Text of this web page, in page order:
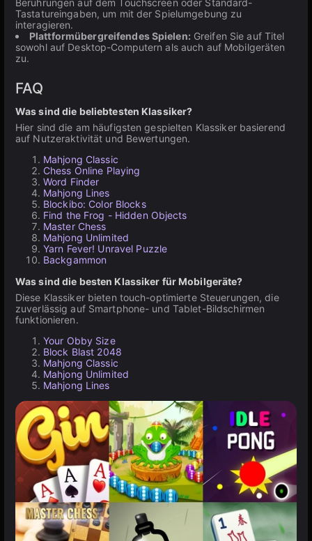
Berührungen auf dem Touchscreen oder Standard-
Tastatureingaben, um mit der Spielumgebung zu
interagieren.
Plattformübergreifendes Spielen: Greifen Sie auf Titel
sowohl auf Desktop-Computern als auch auf Mobilgeräten
zu.
FAQ
Was sind die beliebtesten Klassiker?
Hier sind die am häufigsten gespielten Klassiker basierend
auf Nutzeraktivität und Bewertungen.
Mahjong Classic
Chess Online Playing
Word Finder
Mahjong Lines
Blockibo: Color Blocks
Find the Frog - Hidden Objects
Master Chess
Mahjong Unlimited
Yarn Fever! Unravel Puzzle
Backgammon
Was sind die besten Klassiker für Mobilgeräte?
Diese Klassiker bieten touch-optimierte Steuerungen, die
zuverlässig auf Smartphone- und Tablet-Bildschirmen
funktionieren.
Your Obby Size
Block Blast 2048
Mahjong Classic
Mahjong Unlimited
Mahjong Lines